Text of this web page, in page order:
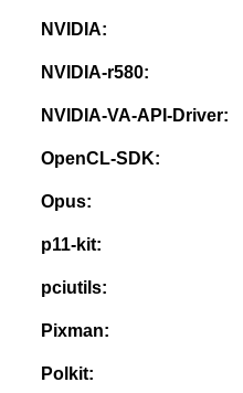
NVIDIA:
NVIDIA-r580:
NVIDIA-VA-API-Driver:
OpenCL-SDK:
Opus:
p11-kit:
pciutils:
Pixman:
Polkit: